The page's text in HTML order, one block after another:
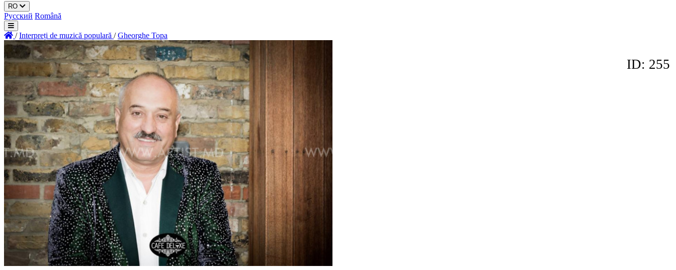
RO
Русский Română
/ Interpreți de muzică populară / Gheorghe Topa
ID: 255